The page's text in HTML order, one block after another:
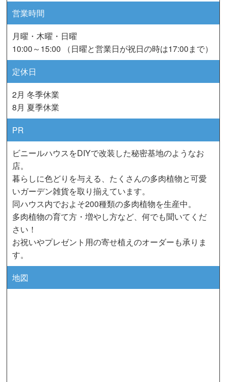
営業時間
月曜・木曜・日曜
10:00～15:00 （日曜と営業日が祝日の時は17:00まで）
定休日
2月 冬季休業
8月 夏季休業
PR
ビニールハウスをDIYで改装した秘密基地のようなお
店。
暮らしに色どりを与える、たくさんの多肉植物と可愛
いガーデン雑貨を取り揃えています。
同ハウス内でおよそ200種類の多肉植物を生産中。
多肉植物の育て方・増やし方など、何でも聞いてくだ
さい！
お祝いやプレゼント用の寄せ植えのオーダーも承りま
す。
地図